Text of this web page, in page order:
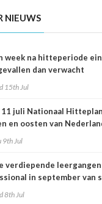
NIEUWS
week na hitteperiode
dan verwacht
15th Jul
11 juli Nationaal
en oosten van
9th Jul
verdiepende
in september van
8th Jul